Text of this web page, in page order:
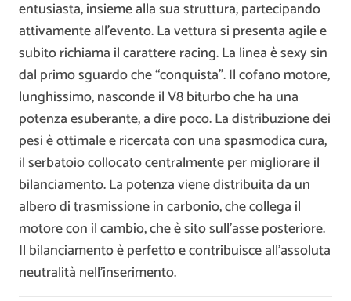
entusiasta, insieme alla sua struttura, partecipando
attivamente all’evento. La vettura si presenta agile e
subito richiama il carattere racing. La linea è sexy sin
dal primo sguardo che “conquista”. Il cofano motore,
lunghissimo, nasconde il V8 biturbo che ha una
potenza esuberante, a dire poco. La distribuzione dei
pesi è ottimale e ricercata con una spasmodica cura,
il serbatoio collocato centralmente per migliorare il
bilanciamento. La potenza viene distribuita da un
albero di trasmissione in carbonio, che collega il
motore con il cambio, che è sito sull’asse posteriore.
Il bilanciamento è perfetto e contribuisce all’assoluta
neutralità nell’inserimento.